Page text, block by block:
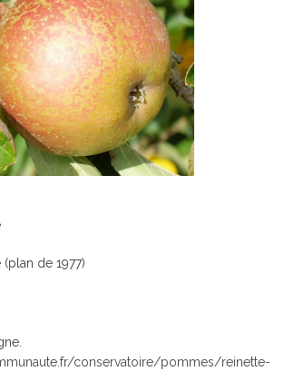
(plan de 1977)
conservatoire/pommes/reinette-